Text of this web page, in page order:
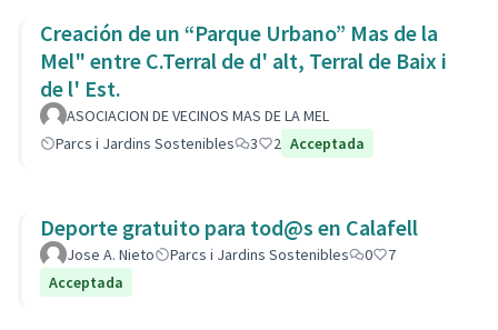
Creación de un “Parque Urbano” Mas de la
Mel" entre C.Terral de d' alt, Terral de Baix i
de l' Est.
ASOCIACION DE VECINOS MAS DE LA MEL
Parcs i Jardins Sostenibles
3 2 Acceptada
Deporte gratuito para tod@s en Calafell
Jose A. Nieto Parcs i Jardins Sostenibles 0
7
Acceptada